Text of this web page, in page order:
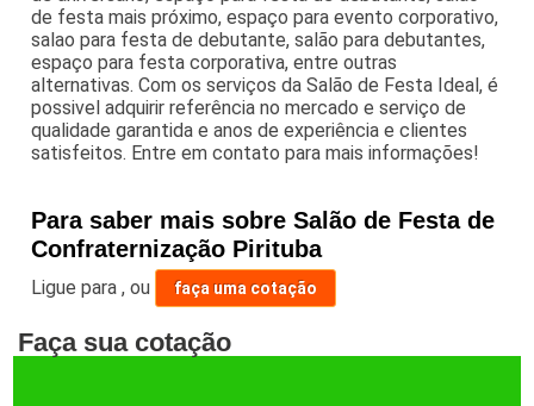
de festa mais próximo, espaço para evento corporativo,
salao para festa de debutante, salão para debutantes,
espaço para festa corporativa, entre outras
alternativas. Com os serviços da Salão de Festa Ideal, é
possivel adquirir referência no mercado e serviço de
qualidade garantida e anos de experiência e clientes
satisfeitos. Entre em contato para mais informações!
Para saber mais sobre Salão de Festa de
Confraternização Pirituba
Ligue para,ou faça uma cotação
Faça sua cotação